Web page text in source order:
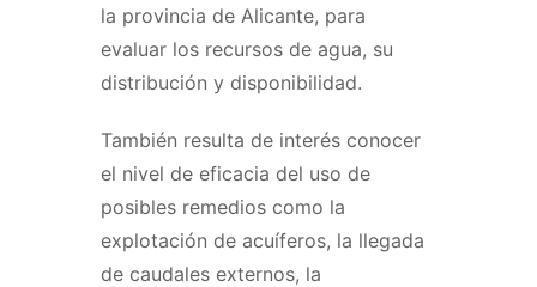
la provincia de Alicante, para
evaluar los recursos de agua, su
distribución y disponibilidad.
También resulta de interés conocer
el nivel de eficacia del uso de
posibles remedios como la
explotación de acuíferos, la llegada
de caudales externos, la